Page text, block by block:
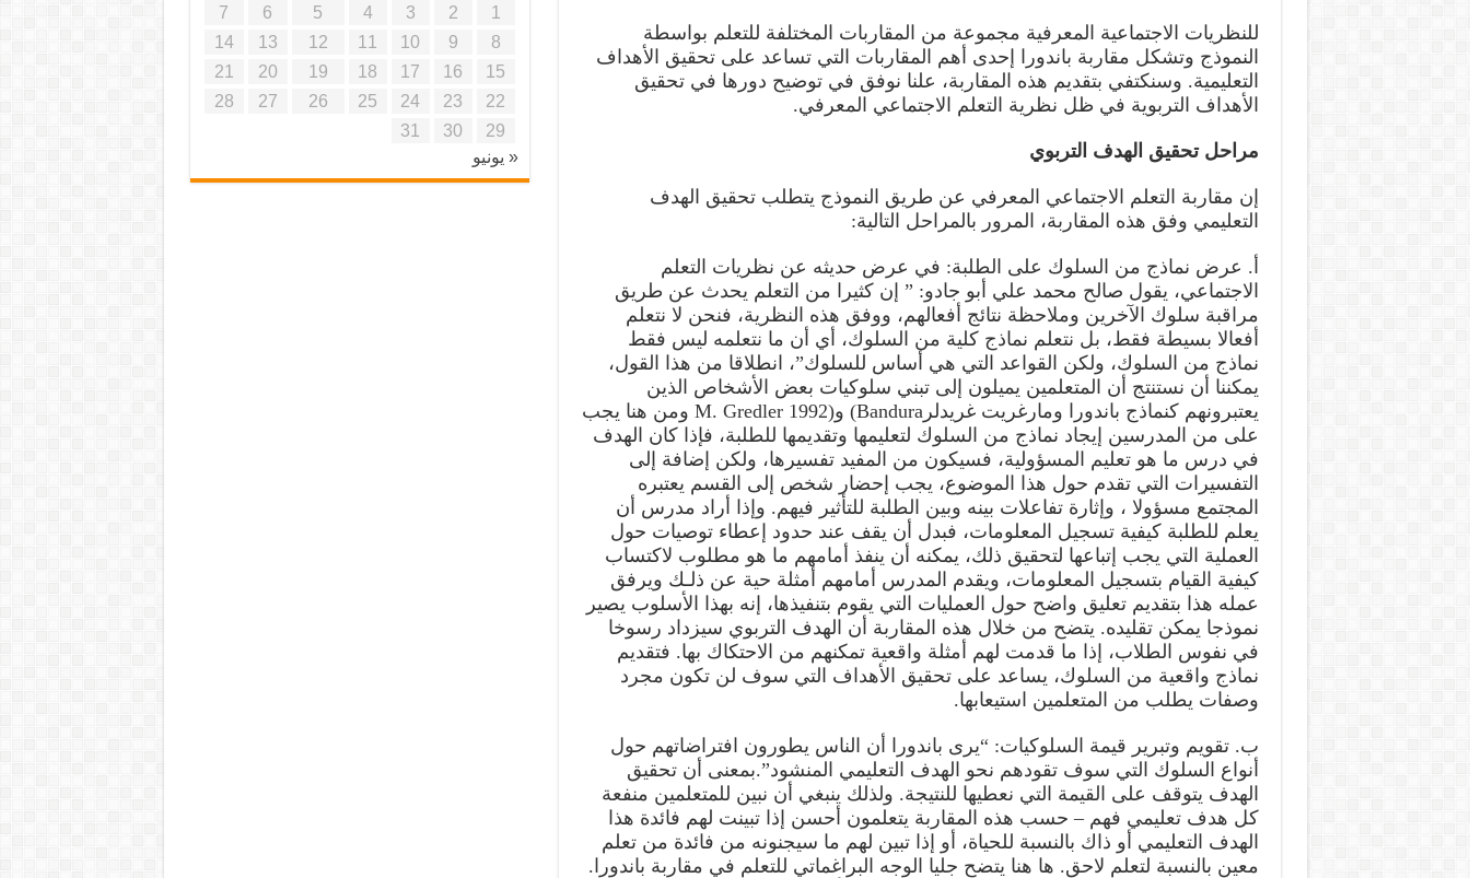
للنظريات الاجتماعية المعرفية مجموعة من المقاربات المختلفة للتعلم بواسطة
النموذج وتشكل مقاربة باندورا إحدى أهم المقاربات التي تساعد على تحقيق الأهداف
التعليمية. وسنكتفي بتقديم هذه المقاربة، علنا نوفق في توضيح دورها في تحقيق
الأهداف التربوية في ظل نظرية التعلم الاجتماعي المعرفي.
مراحل تحقيق الهدف التربوي
إن مقاربة التعلم الاجتماعي المعرفي عن طريق النموذج يتطلب تحقيق الهدف
التعليمي وفق هذه المقاربة، المرور بالمراحل التالية:
أ. عرض نماذج من السلوك على الطلبة: في عرض حديثه عن نظريات التعلم
الاجتماعي، يقول صالح محمد علي أبو جادو: ” إن كثيرا من التعلم يحدث عن طريق
مراقبة سلوك الآخرين وملاحظة نتائج أفعالهم، ووفق هذه النظرية، فنحن لا نتعلم
أفعالا بسيطة فقط، بل نتعلم نماذج كلية من السلوك، أي أن ما نتعلمه ليس فقط
نماذج من السلوك، ولكن القواعد التي هي أساس للسلوك”، انطلاقا من هذا القول،
يمكننا أن نستنتج أن المتعلمين يميلون إلى تبني سلوكيات بعض الأشخاص الذين
يعتبرونهم كنماذج باندورا ومارغريت غريدلرBandura) و(1992 M. Gredler ومن هنا يجب
على من المدرسين إيجاد نماذج من السلوك لتعليمها وتقديمها للطلبة، فإذا كان الهدف
في درس ما هو تعليم المسؤولية، فسيكون من المفيد تفسيرها، ولكن إضافة إلى
التفسيرات التي تقدم حول هذا الموضوع، يجب إحضار شخص إلى القسم يعتبره
المجتمع مسؤولا ، وإثارة تفاعلات بينه وبين الطلبة للتأثير فيهم. وإذا أراد مدرس أن
يعلم للطلبة كيفية تسجيل المعلومات، فبدل أن يقف عند حدود إعطاء توصيات حول
العملية التي يجب إتباعها لتحقيق ذلك، يمكنه أن ينفذ أمامهم ما هو مطلوب لاكتساب
كيفية القيام بتسجيل المعلومات، ويقدم المدرس أمامهم أمثلة حية عن ذلـك ويرفق
عمله هذا بتقديم تعليق واضح حول العمليات التي يقوم بتنفيذها، إنه بهذا الأسلوب يصير
نموذجا يمكن تقليده. يتضح من خلال هذه المقاربة أن الهدف التربوي سيزداد رسوخا
في نفوس الطلاب، إذا ما قدمت لهم أمثلة واقعية تمكنهم من الاحتكاك بها. فتقديم
نماذج واقعية من السلوك، يساعد على تحقيق الأهداف التي سوف لن تكون مجرد
وصفات يطلب من المتعلمين استيعابها.
ب. تقويم وتبرير قيمة السلوكيات: “يرى باندورا أن الناس يطورون افتراضاتهم حول
أنواع السلوك التي سوف تقودهم نحو الهدف التعليمي المنشود”.بمعنى أن تحقيق
الهدف يتوقف على القيمة التي نعطيها للنتيجة. ولذلك ينبغي أن نبين للمتعلمين منفعة
كل هدف تعليمي فهم – حسب هذه المقاربة يتعلمون أحسن إذا تبينت لهم فائدة هذا
الهدف التعليمي أو ذاك بالنسبة للحياة، أو إذا تبين لهم ما سيجنونه من فائدة من تعلم
معين بالنسبة لتعلم لاحق. ها هنا يتضح جليا الوجه البراغماتي للتعلم في مقاربة باندورا.
1
2
3
4
5
6
7
8
9
10
11
12
13
14
15
16
17
18
19
20
21
22
23
24
25
26
27
28
29
30
31
« يونيو